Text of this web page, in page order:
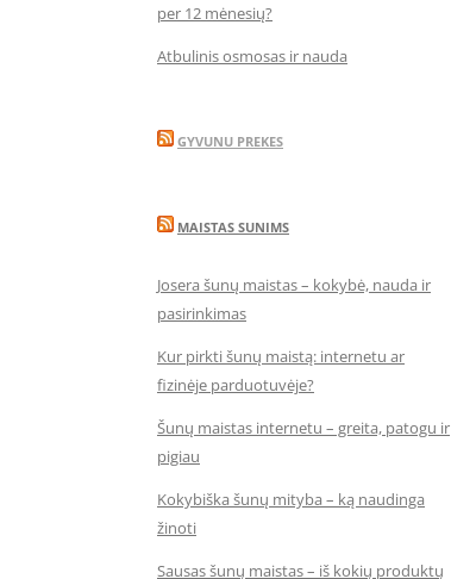
per 12 mėnesių?
Atbulinis osmosas ir nauda
GYVUNU PREKES
MAISTAS SUNIMS
Josera šunų maistas – kokybė, nauda ir
pasirinkimas
Kur pirkti šunų maistą: internetu ar
fizinėje parduotuvėje?
Šunų maistas internetu – greita, patogu ir
pigiau
Kokybiška šunų mityba – ką naudinga
žinoti
Sausas šunų maistas – iš kokių produktų